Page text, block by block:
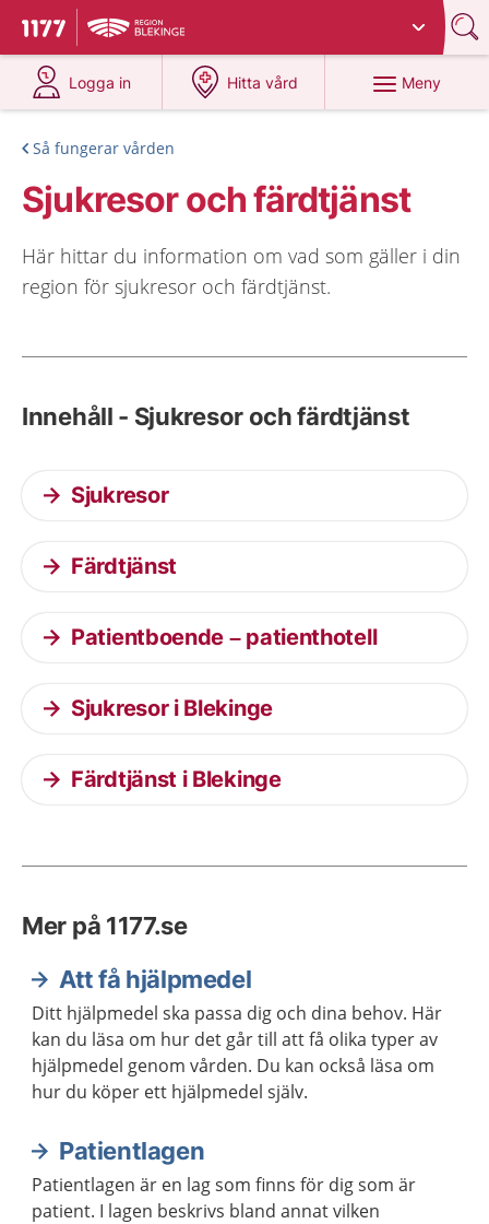
Till startsidan för 1177
Du har valt region
Logga in
på 1177.se
Hitta vård
på 1177.se
Meny
Så fungerar vården
Sjukresor och färdtjänst
Här hittar du information om vad som gäller i din
region för sjukresor och färdtjänst.
Innehåll - Sjukresor och färdtjänst
Sjukresor
Färdtjänst
Patientboende – patienthotell
Sjukresor i Blekinge
Färdtjänst i Blekinge
Mer på 1177.se
Att få hjälpmedel
Ditt hjälpmedel ska passa dig och dina behov. Här
kan du läsa om hur det går till att få olika typer av
hjälpmedel genom vården. Du kan också läsa om
hur du köper ett hjälpmedel själv.
Patientlagen
Patientlagen är en lag som finns för dig som är
patient. I lagen beskrivs bland annat vilken